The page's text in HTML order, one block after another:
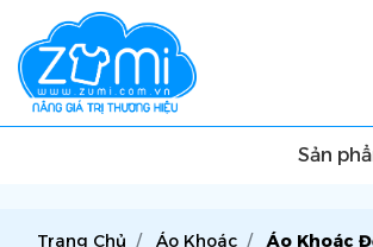
Sản
Trang Chủ Áo Khoác Áo Khoác